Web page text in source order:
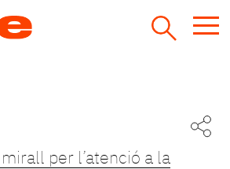
per l’atenció a la